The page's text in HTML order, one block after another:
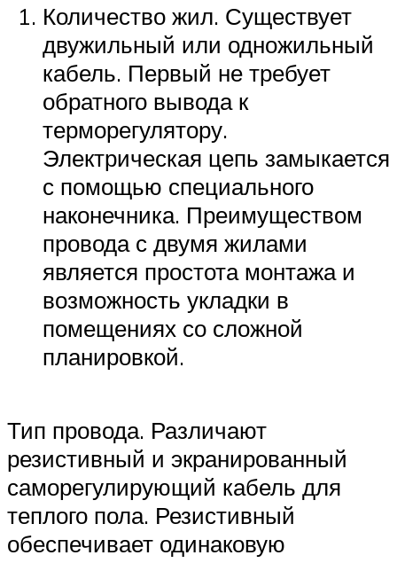
Количество жил. Существует
двужильный или одножильный
кабель. Первый не требует
обратного вывода к
терморегулятору.
Электрическая цепь замыкается
с помощью специального
наконечника. Преимуществом
провода с двумя жилами
является простота монтажа и
возможность укладки в
помещениях со сложной
планировкой.
Тип провода. Различают
резистивный и экранированный
саморегулирующий кабель для
теплого пола. Резистивный
обеспечивает одинаковую